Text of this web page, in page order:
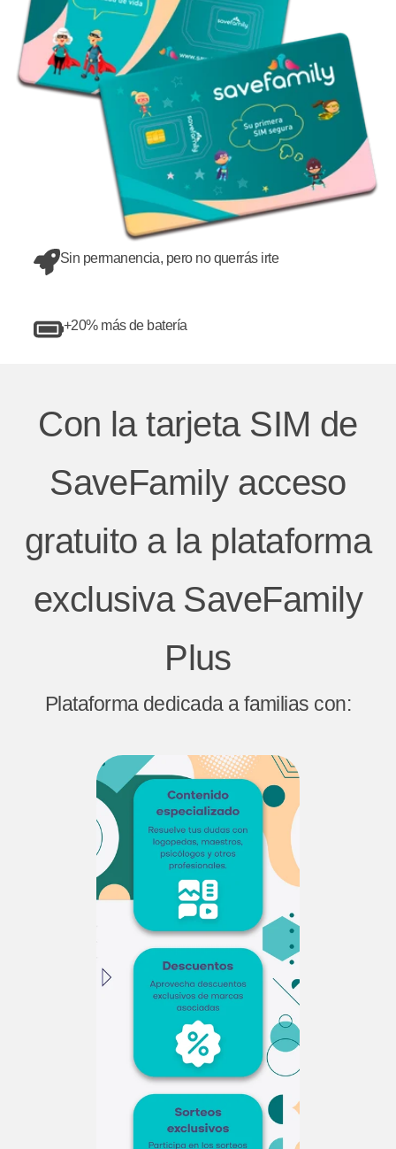
Sin permanencia, pero no querrás irte
+20% más de batería
Con la tarjeta SIM de
SaveFamily acceso
gratuito a la plataforma
exclusiva SaveFamily
Plus
Plataforma dedicada a familias con: